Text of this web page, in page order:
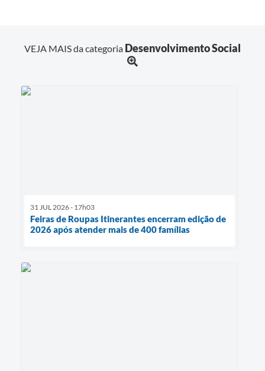
VEJA MAIS da categoria Desenvolvimento Social
31 JUL 2026 - 17h03
Feiras de Roupas Itinerantes encerram edição de
2026 após atender mais de 400 famílias